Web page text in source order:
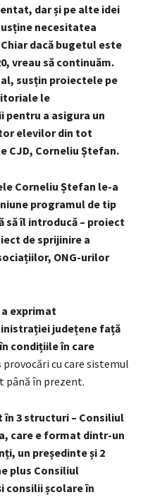
dar și pe alte idei
necesitatea
dacă bugetul este
vreau să continuăm.
susțin proiectele pe
le
pentru a asigura un
elevilor din tot
CJD, Corneliu Ștefan.
Corneliu Ștefan le-a
programul de tip
să îl introducă – proiect
de sprijinire a
ONG-urilor
exprimat
județene față
condițiile în care
provocări cu care sistemul
până în prezent.
3 structuri – Consiliul
care e format dintr-un
un președinte și 2
plus Consiliul
consilii școlare în